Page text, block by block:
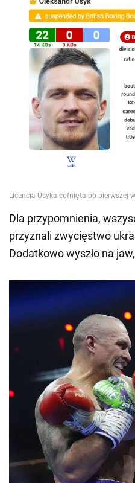
Dla przypomnienia,
przyznali zwycięstwo
Dodatkowo wyszło na